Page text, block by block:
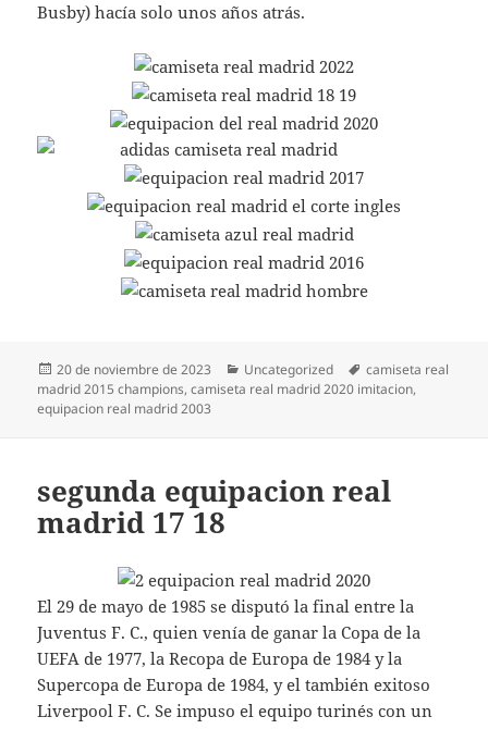
Busby) hacía solo unos años atrás.
Publicado
el
20 de noviembre de 2023 Categorías
Uncategorized Etiquetas
camiseta real
madrid 2015 champions,camiseta real madrid 2020 imitacion,
equipacion real madrid 2003
segunda equipacion real
madrid 17 18
El 29 de mayo de 1985 se disputó la final entre la
Juventus F. C., quien venía de ganar la Copa de la
UEFA de 1977, la Recopa de Europa de 1984 y la
Supercopa de Europa de 1984, y el también exitoso
Liverpool F. C. Se impuso el equipo turinés con un